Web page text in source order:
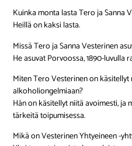
Kuinka monta lasta Tero ja Sanna
Heillä on kaksi lasta.
Missä Tero ja Sanna Vesterinen
He asuvat Porvoossa, 1890-luvulla
Miten Tero Vesterinen on käsitellyt
alkoholiongelmiaan?
Hän on käsitellyt niitä avoimesti,
tärkeitä toipumisessa.
Mikä on Vesterinen Yhtyeineen -